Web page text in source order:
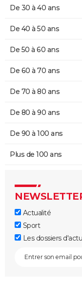
De 30 à 40 ans
De 40 à 50 ans
De 50 à 60 ans
De 60 à 70 ans
De 70 à 80 ans
De 80 à 90 ans
De 90 à 100 ans
Plus de 100 ans
Actualité
Sport
Les dossiers d'actu